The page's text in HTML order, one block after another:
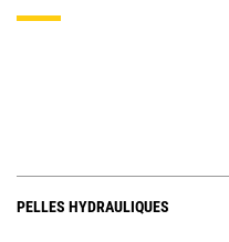
PELLES HYDRAULIQUES